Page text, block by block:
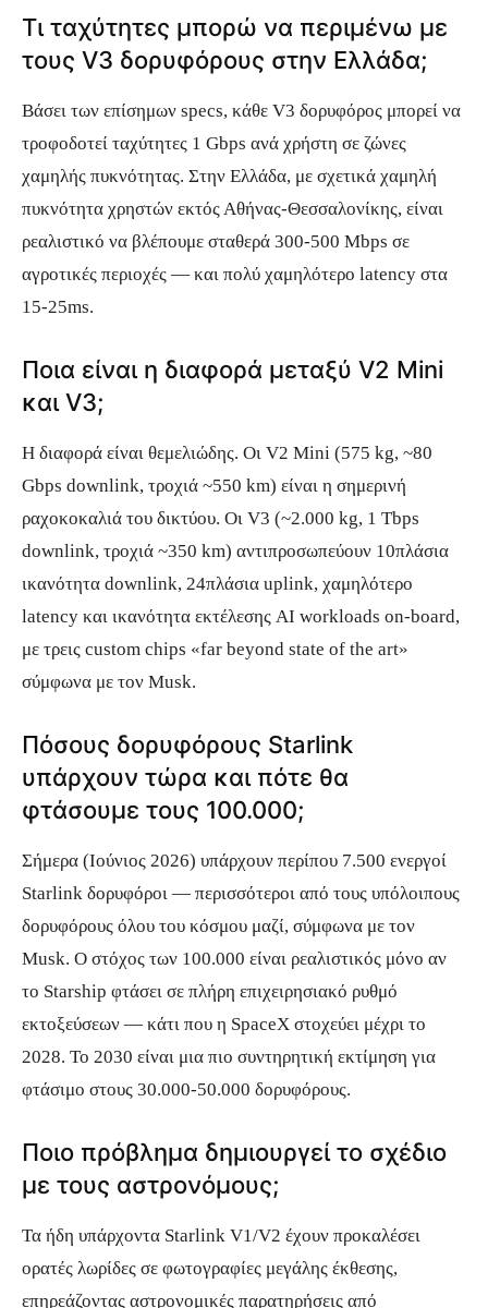
Τι ταχύτητες μπορώ να περιμένω με
τους V3 δορυφόρους στην Ελλάδα;
Βάσει των επίσημων specs, κάθε V3 δορυφόρος μπορεί να
τροφοδοτεί ταχύτητες 1 Gbps ανά χρήστη σε ζώνες
χαμηλής πυκνότητας. Στην Ελλάδα, με σχετικά χαμηλή
πυκνότητα χρηστών εκτός Αθήνας-Θεσσαλονίκης, είναι
ρεαλιστικό να βλέπουμε σταθερά 300-500 Mbps σε
αγροτικές περιοχές — και πολύ χαμηλότερο latency στα
15-25ms.
Ποια είναι η διαφορά μεταξύ V2 Mini
και V3;
Η διαφορά είναι θεμελιώδης. Οι V2 Mini (575 kg, ~80
Gbps downlink, τροχιά ~550 km) είναι η σημερινή
ραχοκοκαλιά του δικτύου. Οι V3 (~2.000 kg, 1 Tbps
downlink, τροχιά ~350 km) αντιπροσωπεύουν 10πλάσια
ικανότητα downlink, 24πλάσια uplink, χαμηλότερο
latency και ικανότητα εκτέλεσης AI workloads on-board,
με τρεις custom chips «far beyond state of the art»
σύμφωνα με τον Musk.
Πόσους δορυφόρους Starlink
υπάρχουν τώρα και πότε θα
φτάσουμε τους 100.000;
Σήμερα (Ιούνιος 2026) υπάρχουν περίπου 7.500 ενεργοί
Starlink δορυφόροι — περισσότεροι από τους υπόλοιπους
δορυφόρους όλου του κόσμου μαζί, σύμφωνα με τον
Musk. Ο στόχος των 100.000 είναι ρεαλιστικός μόνο αν
το Starship φτάσει σε πλήρη επιχειρησιακό ρυθμό
εκτοξεύσεων — κάτι που η SpaceX στοχεύει μέχρι το
2028. Το 2030 είναι μια πιο συντηρητική εκτίμηση για
φτάσιμο στους 30.000-50.000 δορυφόρους.
Ποιο πρόβλημα δημιουργεί το σχέδιο
με τους αστρονόμους;
Τα ήδη υπάρχοντα Starlink V1/V2 έχουν προκαλέσει
ορατές λωρίδες σε φωτογραφίες μεγάλης έκθεσης,
επηρεάζοντας αστρονομικές παρατηρήσεις από